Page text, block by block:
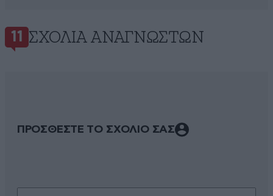
11 ΣΧΌΛΙΑ ΑΝΑΓΝΩΣΤΏΝ
ΠΡΟΣΘΕΣΤΕ ΤΟ ΣΧΟΛΙΟ ΣΑΣ